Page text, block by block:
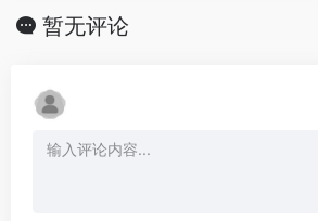
暂无评论